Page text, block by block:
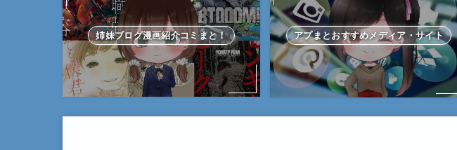
姉妹ブログ漫画紹介コミまと！ アプまとおすすめメディア・サイト